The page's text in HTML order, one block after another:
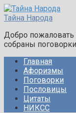
Перейти
к
Тайна Народа
Добро пожаловать
собраны
Главная
Афоризмы
Поговорки
Пословицы
Цитаты
НИКСС